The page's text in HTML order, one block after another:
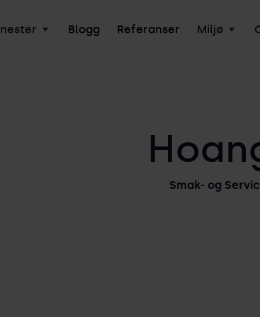
Blogg Referanser Miljø
Smak- og